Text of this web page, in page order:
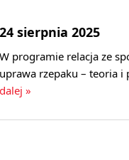
24 sierpnia 2025
W programie relacja ze
uprawa rzepaku – teoria i
dalej »